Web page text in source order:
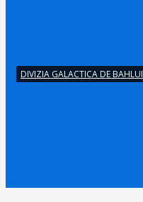
DIVIZIA GALACTICA DE BAHLUI